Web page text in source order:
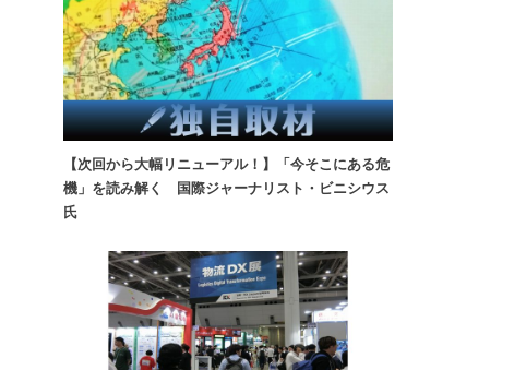
【次回から大幅リニューアル！】「今そこにある危
機」を読み解く 国際ジャーナリスト・ビニシウス
氏